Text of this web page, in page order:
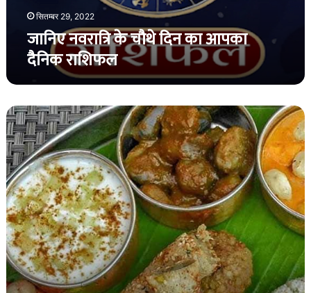
सितम्बर 29, 2022
जानिए नवरात्रि के चौथे दिन का आपका
दैनिक राशिफल
मधुमेह
वाले
लोगों
के
लिए
उपवास
के
क्या
करें
और
क्या
करें